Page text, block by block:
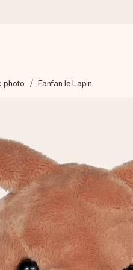
l’envoyons en un éclair –
attribuent une note de 4,8
– avec son prénom,
photo Fanfan le Lapin